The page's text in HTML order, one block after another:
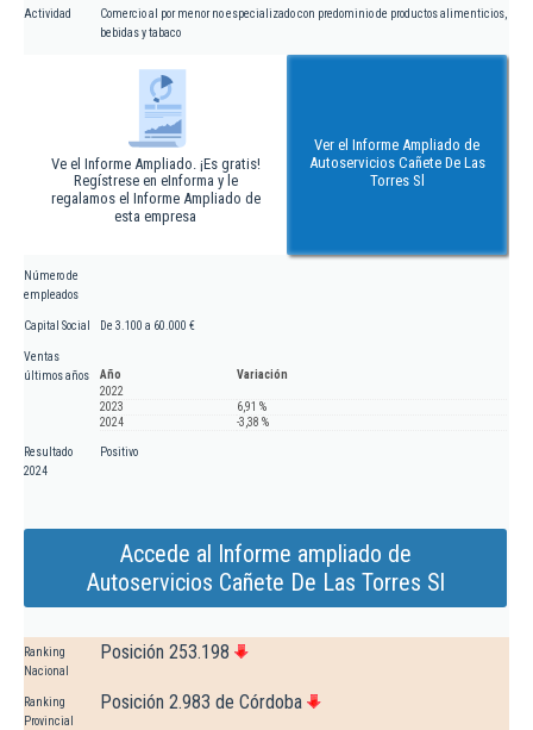
Actividad
Comercio al por menor no especializado con predominio de productos alimenticios,
bebidas y tabaco
Ve el Informe Ampliado. ¡Es gratis!
Regístrese en eInforma y le
regalamos el Informe Ampliado de
esta empresa
Ver el Informe Ampliado de
Autoservicios Cañete De Las
Torres Sl
Número de
empleados
Capital Social De 3.100 a 60.000 €
Ventas
últimos años
Año
Variación
2022
2023
6,91 %
2024
-3,38 %
Resultado
2024
Positivo
Accede al Informe ampliado de
Autoservicios Cañete De Las Torres Sl
Ranking
Nacional
Posición 253.198
Ranking
Provincial
Posición 2.983 de Córdoba